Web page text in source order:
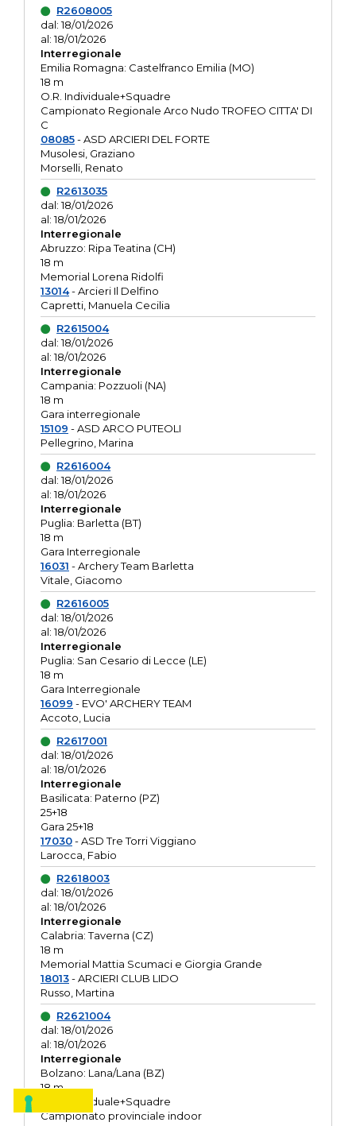
R2608005
dal: 18/01/2026
al: 18/01/2026
Interregionale
Emilia Romagna: Castelfranco Emilia (MO)
18 m
O.R. Individuale+Squadre
Campionato Regionale Arco Nudo TROFEO CITTA' DI
C
08085- ASD ARCIERI DEL FORTE
Musolesi, Graziano
Morselli, Renato
R2613035
dal: 18/01/2026
al: 18/01/2026
Interregionale
Abruzzo: Ripa Teatina (CH)
18 m
Memorial Lorena Ridolfi
13014- Arcieri Il Delfino
Capretti, Manuela Cecilia
R2615004
dal: 18/01/2026
al: 18/01/2026
Interregionale
Campania: Pozzuoli (NA)
18 m
Gara interregionale
15109 - ASD ARCO PUTEOLI
Pellegrino, Marina
R2616004
dal: 18/01/2026
al: 18/01/2026
Interregionale
Puglia: Barletta (BT)
18 m
Gara Interregionale
16031 - Archery Team Barletta
Vitale, Giacomo
R2616005
dal: 18/01/2026
al: 18/01/2026
Interregionale
Puglia: San Cesario di Lecce (LE)
18 m
Gara Interregionale
16099 - EVO' ARCHERY TEAM
Accoto, Lucia
R2617001
dal: 18/01/2026
al: 18/01/2026
Interregionale
Basilicata: Paterno (PZ)
25+18
Gara 25+18
17030- ASD Tre Torri Viggiano
Larocca, Fabio
R2618003
dal: 18/01/2026
al: 18/01/2026
Interregionale
Calabria: Taverna (CZ)
18 m
Memorial Mattia Scumaci e Giorgia Grande
18013- ARCIERI CLUB LIDO
Russo, Martina
R2621004
dal: 18/01/2026
al: 18/01/2026
Interregionale
Bolzano: Lana/Lana (BZ)
18 m
O.R. Individuale+Squadre
Campionato provinciale indoor